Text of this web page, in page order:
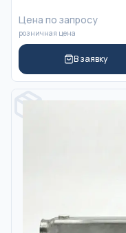
Цена по запросу
розничная цена
В заявку